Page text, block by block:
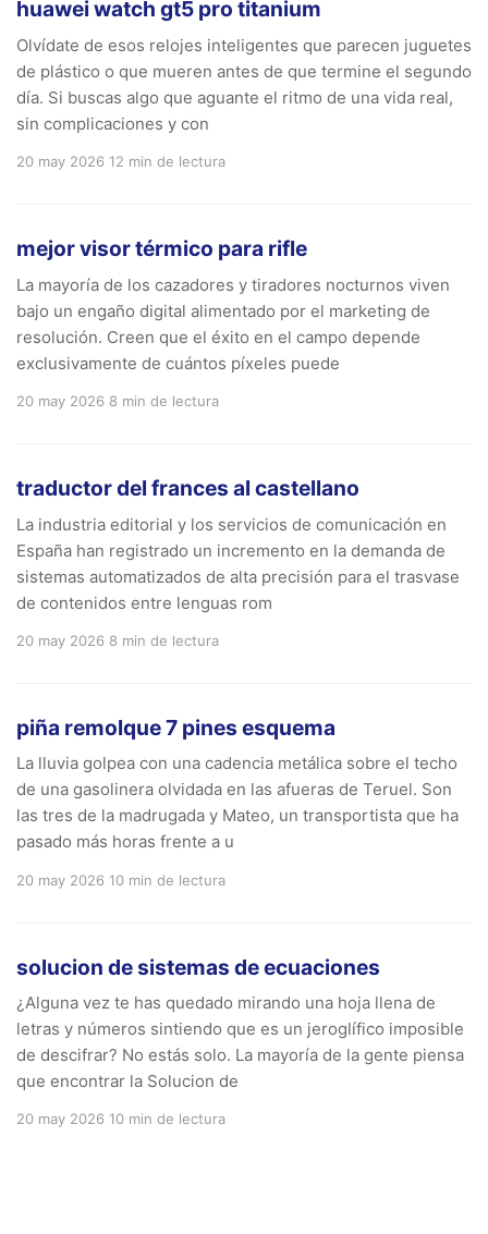
huawei watch gt5 pro titanium
Olvídate de esos relojes inteligentes que parecen juguetes
de plástico o que mueren antes de que termine el segundo
día. Si buscas algo que aguante el ritmo de una vida real,
sin complicaciones y con
20 may 2026 12 min de lectura
mejor visor térmico para rifle
La mayoría de los cazadores y tiradores nocturnos viven
bajo un engaño digital alimentado por el marketing de
resolución. Creen que el éxito en el campo depende
exclusivamente de cuántos píxeles puede
20 may 2026 8 min de lectura
traductor del frances al castellano
La industria editorial y los servicios de comunicación en
España han registrado un incremento en la demanda de
sistemas automatizados de alta precisión para el trasvase
de contenidos entre lenguas rom
20 may 2026 8 min de lectura
piña remolque 7 pines esquema
La lluvia golpea con una cadencia metálica sobre el techo
de una gasolinera olvidada en las afueras de Teruel. Son
las tres de la madrugada y Mateo, un transportista que ha
pasado más horas frente a u
20 may 2026 10 min de lectura
solucion de sistemas de ecuaciones
¿Alguna vez te has quedado mirando una hoja llena de
letras y números sintiendo que es un jeroglífico imposible
de descifrar? No estás solo. La mayoría de la gente piensa
que encontrar la Solucion de
20 may 2026 10 min de lectura